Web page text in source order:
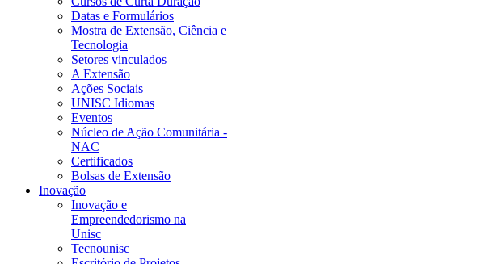
Datas e Formulários
Mostra de Extensão, Ciência e
Tecnologia
Setores vinculados
A Extensão
Ações Sociais
UNISC Idiomas
Eventos
Núcleo de Ação Comunitária -
NAC
Certificados
Bolsas de Extensão
Inovação
Inovação e
Empreendedorismo na
Unisc
Tecnounisc